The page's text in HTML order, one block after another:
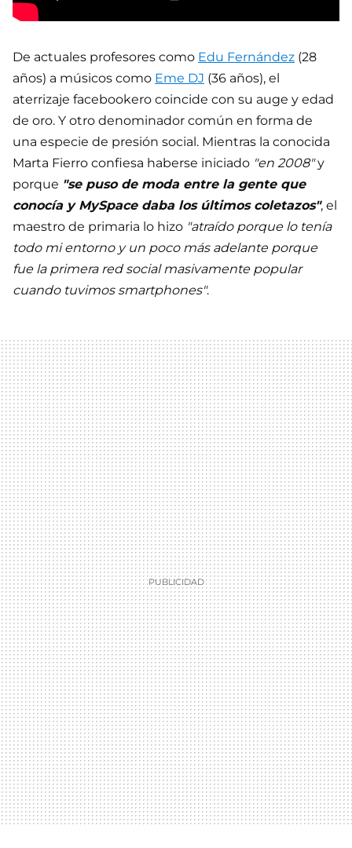
De actuales profesores como Edu Fernández (28
años) a músicos como Eme DJ (36 años), el
aterrizaje facebookero coincide con su auge y edad
de oro. Y otro denominador común en forma de
una especie de presión social. Mientras la conocida
Marta Fierro confiesa haberse iniciado "en 2008"y
porque "se puso de moda entre la gente que
conocía y MySpace daba los últimos coletazos", el
maestro de primaria lo hizo "atraído porque lo tenía
todo mi entorno y un poco más adelante porque
fue la primera red social masivamente popular
cuando tuvimos smartphones".